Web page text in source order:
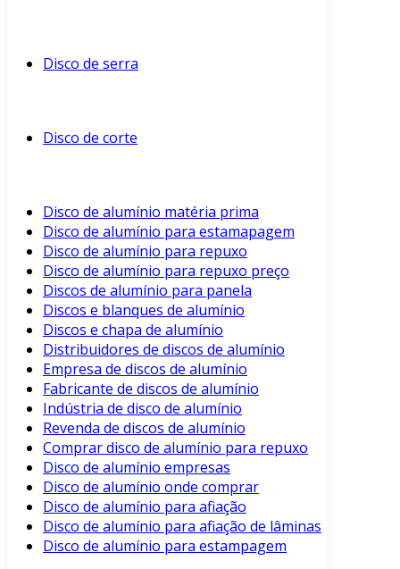
Disco de serra
Disco de corte
Disco de alumínio matéria prima
Disco de alumínio para estamapagem
Disco de alumínio para repuxo
Disco de alumínio para repuxo preço
Discos de alumínio para panela
Discos e blanques de alumínio
Discos e chapa de alumínio
Distribuidores de discos de alumínio
Empresa de discos de alumínio
Fabricante de discos de alumínio
Indústria de disco de alumínio
Revenda de discos de alumínio
Comprar disco de alumínio para repuxo
Disco de alumínio empresas
Disco de alumínio onde comprar
Disco de alumínio para afiação
Disco de alumínio para afiação de lâminas
Disco de alumínio para estampagem